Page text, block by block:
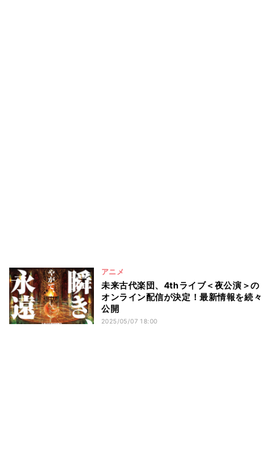
アニメ
未来古代楽団、4thライブ＜夜公演＞の
オンライン配信が決定！最新情報を続々
公開
2025/05/07 18:00